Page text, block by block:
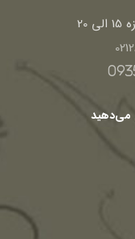
20
می‌دهید